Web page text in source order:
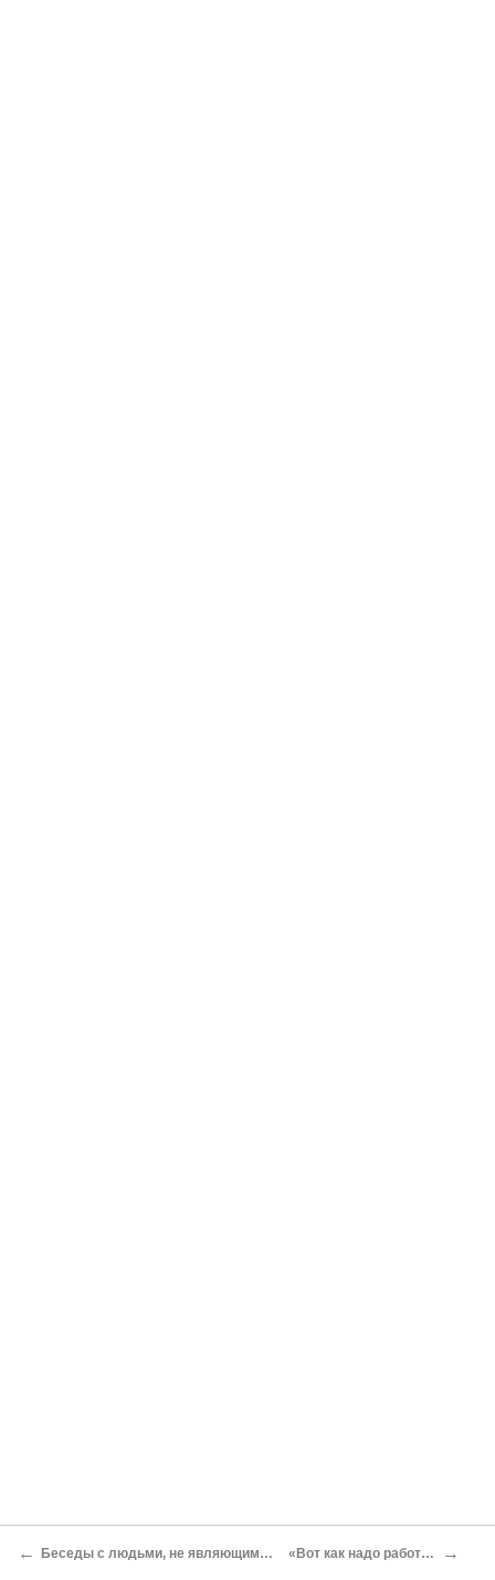
← Беседы с людьми, не являющимися вашими потребителями «Вот как надо работать с продуктом!» →